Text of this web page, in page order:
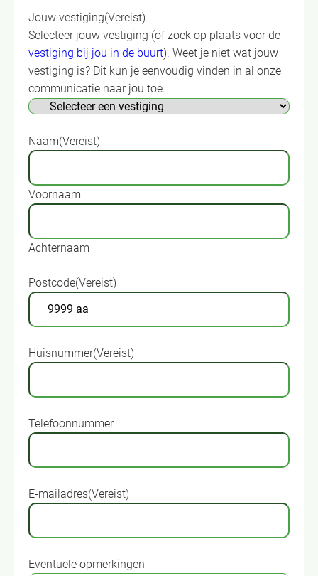
Jouw vestiging(Vereist)
Selecteer jouw vestiging (of zoek op plaats voor de
vestiging bij jou in de buurt). Weet je niet wat jouw
vestiging is? Dit kun je eenvoudig vinden in al onze
communicatie naar jou toe.
Naam(Vereist)
Voornaam
Achternaam
Postcode(Vereist)
Huisnummer(Vereist)
Telefoonnummer
E-mailadres(Vereist)
Eventuele opmerkingen